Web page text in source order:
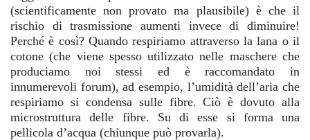
(scientificamente non provato ma plausibile) è che il
rischio di trasmissione aumenti invece di diminuire!
Perché è così? Quando respiriamo attraverso la lana o il
cotone (che viene spesso utilizzato nelle maschere che
produciamo noi stessi ed è raccomandato in
innumerevoli forum), ad esempio, l’umidità dell’aria che
respiriamo si condensa sulle fibre. Ciò è dovuto alla
microstruttura delle fibre. Su di esse si forma una
pellicola d’acqua (chiunque può provarla).